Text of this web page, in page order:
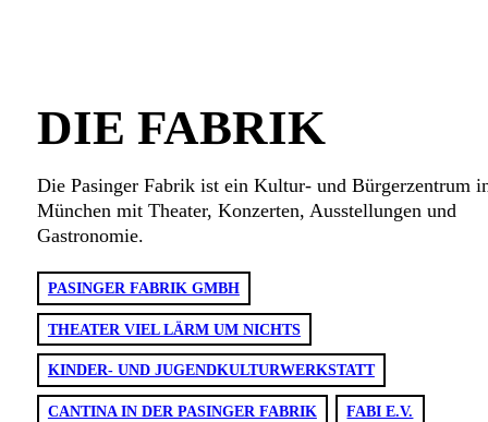
DIE FABRIK
Die Pasinger Fabrik ist ein Kultur- und Bürgerzentrum
München mit Theater, Konzerten, Ausstellungen und
Gastronomie.
PASINGER FABRIK GMBH
THEATER VIEL LÄRM UM NICHTS
KINDER- UND JUGENDKULTURWERKSTATT
CANTINA IN DER PASINGER FABRIK FABI E.V.